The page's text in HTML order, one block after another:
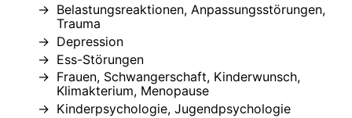
Belastungsreaktionen, Anpassungsstörungen,
Trauma
Depression
Ess-Störungen
Frauen, Schwangerschaft, Kinderwunsch,
Klimakterium, Menopause
Kinderpsychologie, Jugendpsychologie